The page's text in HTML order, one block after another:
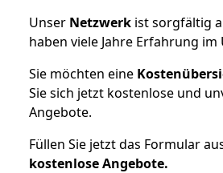
Unser Netzwerk ist sorgfältig
haben viele Jahre Erfahrung
Sie möchten eine
Sie sich jetzt kostenlose und
Angebote.
Füllen Sie jetzt das Formular
kostenloseAngebote.